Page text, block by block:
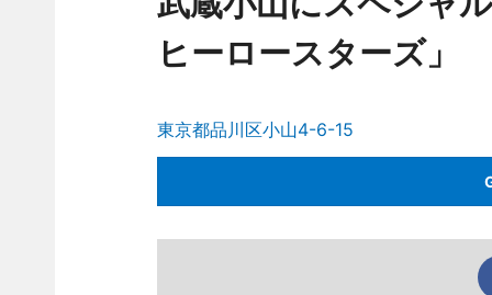
ヒーロースターズ」
東京都品川区小山4-6-15